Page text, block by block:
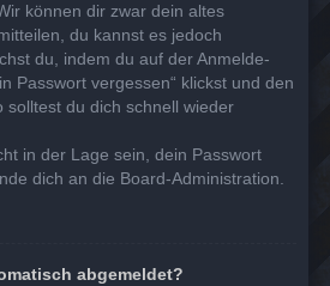
können dir zwar dein altes
du kannst es jedoch
du, indem du auf der Anmelde-
Passwort vergessen“ klickst und den
solltest du dich schnell wieder
in der Lage sein, dein Passwort
dich an die Board-Administration.
abgemeldet?